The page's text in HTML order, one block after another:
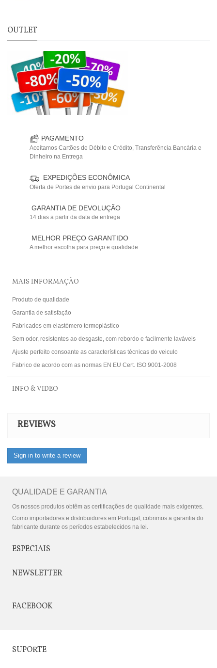
OUTLET
PAGAMENTO
Aceitamos Cartões de Débito e Crédito, Transferência Bancária e
Dinheiro na Entrega
EXPEDIÇÕES ECONÔMICA
Oferta de Portes de envio para Portugal Continental
GARANTIA DE DEVOLUÇÃO
14 dias a partir da data de entrega
MELHOR PREÇO GARANTIDO
A melhor escolha para preço e qualidade
MAIS INFORMAÇÃO
Produto de qualidade
Garantia de satisfação
Fabricados em elastómero termoplástico
Sem odor, resistentes ao desgaste, com rebordo e facilmente laváveis
Ajuste perfeito consoante as características técnicas do veiculo
Fabrico de acordo com as normas EN EU Cert. ISO 9001-2008
INFO & VIDEO
REVIEWS
Sign in to write a review
QUALIDADE E GARANTIA
Os nossos produtos obtêm as certificações de qualidade mais exigentes.
Como importadores e distribuidores em Portugal, cobrimos a garantia do
fabricante durante os períodos estabelecidos na lei.
ESPECIAIS
NEWSLETTER
FACEBOOK
SUPORTE